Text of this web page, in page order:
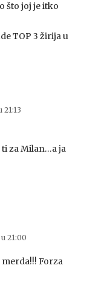
što joj je itko
TOP 3 žirija u
21:13
ti za Milan…a ja
u 21:00
Forza